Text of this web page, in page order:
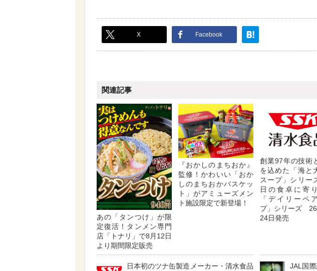
X Facebook
関連記事
あの「タンつけ」が限
定復活！タンメン専門
店「トナリ」で8月12日
より期間限定販売
『おかしのまちおか』
監修！かわいい「おか
しのまちおかバスケッ
ト」がアミューズメン
ト施設限定で新登場！
創業97年の技術
を込めた「海と
スープ」シリー
日の食卓に寄
「デイリーペ
プ」シリーズ 26
24日発売
日本初のツナ缶製造メーカー・清水食品
JAL国